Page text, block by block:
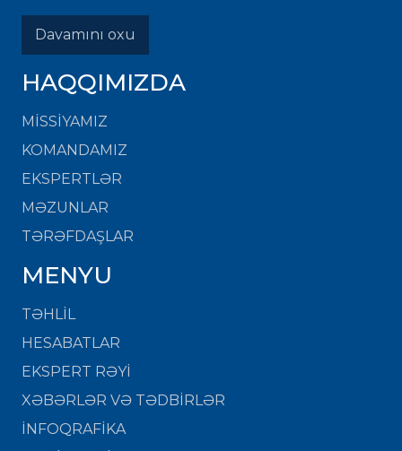
Davamını oxu
HAQQIMIZDA
MISSIYAMIZ
KOMANDAMIZ
EKSPERTLƏR
MƏZUNLAR
TƏRƏFDAŞLAR
MENYU
TƏHLİL
HESABATLAR
EKSPERT RƏYİ
XƏBƏRLƏR VƏ TƏDBİRLƏR
İNFOQRAFİKA